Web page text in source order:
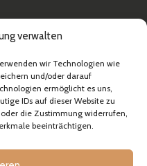
verwalten
wir Technologien wie
und/oder darauf
ermöglicht es uns,
IDs auf dieser Website zu
die Zustimmung widerrufen,
beeinträchtigen.